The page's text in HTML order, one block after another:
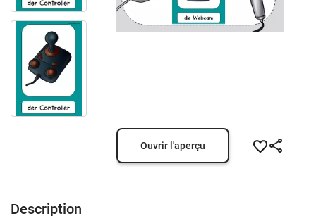
Ouvrir l'aperçu
Description